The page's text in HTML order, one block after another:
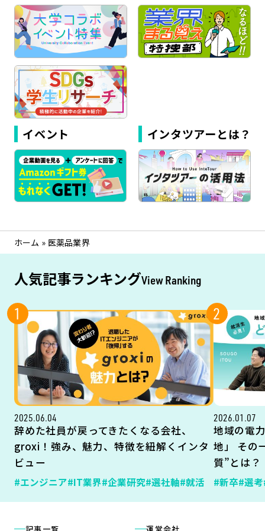
イベント インタツアーとは？
ホーム » 医薬品業界
人気記事ランキングView Ranking
1
2025.06.04
辞めた社員が戻ってきたくなる会社、
groxi！強み、魅力、特徴を紐解くインタ
ビュー
#エンジニア#IT業界#企業研究#選社軸#就活
2
2026.01.07
地域の電
地」 その
質”とは？
#新卒#選考
記事一覧 運営会社